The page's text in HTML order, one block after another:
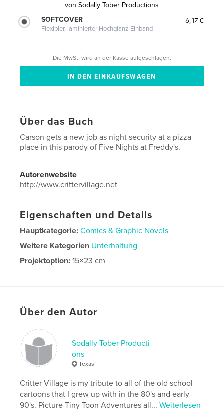
von Sodally Tober Productions
SOFTCOVER
Flexibler, laminierter Hochglanz-Einband
6,17 €
Die MwSt. wird an der Kasse aufgeschlagen.
Über das Buch
Carson gets a new job as night security at a pizza
place in this parody of Five Nights at Freddy's.
Autorenwebsite
http://www.crittervillage.net
Eigenschaften und Details
Hauptkategorie: Comics & Graphic Novels
Weitere Kategorien Unterhaltung
Projektoption:15×23 cm
Veröffentlichungsdatum:
Über den Autor
Sodally Tober Producti
ons
Texas
Critter Village is my tribute to all of the old school
cartoons that I grew up with in the 80's and early
90's. Picture Tiny Toon Adventures all...Weiterlesen